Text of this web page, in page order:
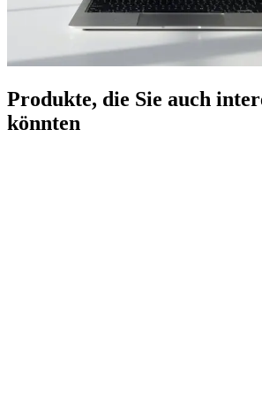
Produkte, die Sie auch
könnten